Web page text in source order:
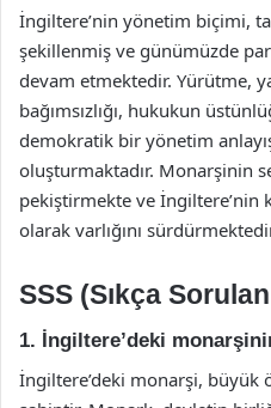
İngiltere’nin yönetim biçimi,
şekillenmiş ve günümüzde
devam etmektedir. Yürütme,
bağımsızlığı, hukukun
demokratik bir yönetim
oluşturmaktadır. Monarşinin
pekiştirmekte ve İngiltere’nin
olarak varlığını
SSS (Sıkça
1. İngiltere’deki
İngiltere’deki monarşi, büyük